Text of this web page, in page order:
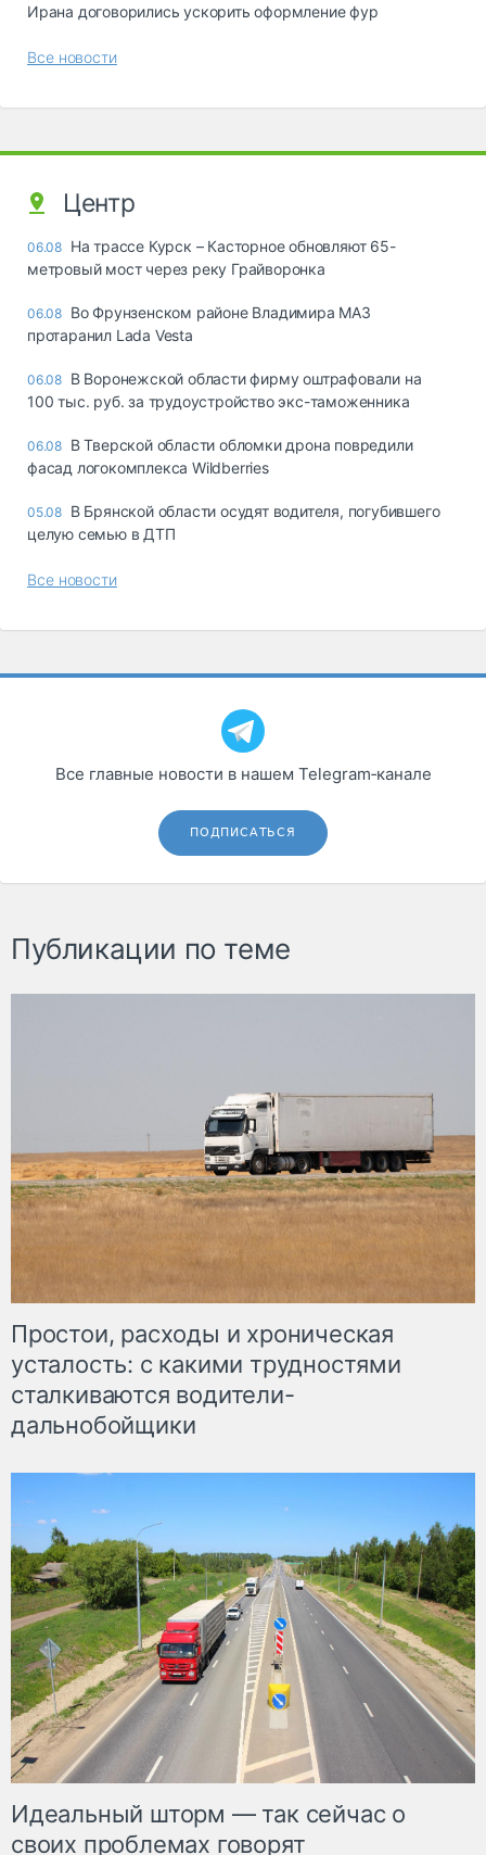
Ирана договорились ускорить оформление фур
Все новости
Центр
06.08 На трассе Курск – Касторное обновляют 65-
метровый мост через реку Грайворонка
06.08 Во Фрунзенском районе Владимира МАЗ
протаранил Lada Vesta
06.08 В Воронежской области фирму оштрафовали на
100 тыс. руб. за трудоустройство экс-таможенника
06.08 В Тверской области обломки дрона повредили
фасад логокомплекса Wildberries
05.08 В Брянской области осудят водителя, погубившего
целую семью в ДТП
Все новости
Все главные новости в нашем Telegram‑канале
ПОДПИСАТЬСЯ
Публикации по теме
Простои, расходы и хроническая
усталость: с какими трудностями
сталкиваются водители-
дальнобойщики
Идеальный шторм — так сейчас о
своих проблемах говорят